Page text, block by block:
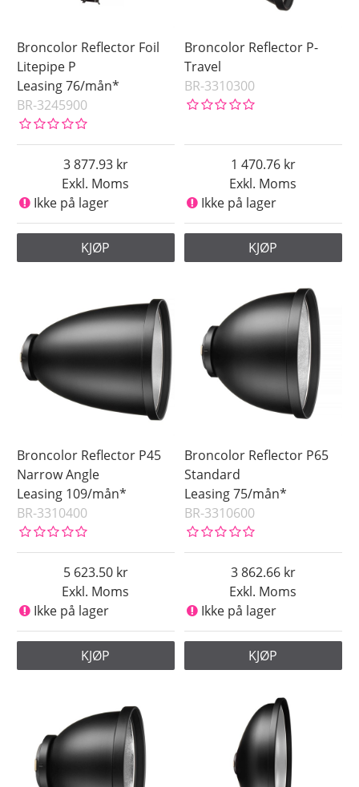
Broncolor Reflector Foil
Litepipe P
Leasing 76/mån*
BR-3245900
Exkl. Moms
3 877.93
Ikke på lager
KJØP
Broncolor Reflector P-
Travel
BR-3310300
Exkl. Moms
1 470.76
Ikke på lager
KJØP
Broncolor Reflector P45
Narrow Angle
Leasing 109/mån*
BR-3310400
Exkl. Moms
5 623.50
Ikke på lager
KJØP
Broncolor Reflector P65
Standard
Leasing 75/mån*
BR-3310600
Exkl. Moms
3 862.66
Ikke på lager
KJØP